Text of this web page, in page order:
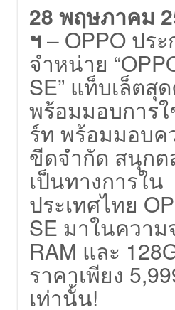
28 พฤษภาคม
ฯ– OPPO ปร
จำหน่าย
SE” แท็บเล็ตสุ
พร้อมมอบการ
ร์ท พร้อมมอบค
ขีดจำกัด สนุกต
เป็นทางการใน
ประเทศไทย
SE มาในความ
RAM และ
ราคาเพียง
เท่านั้น!